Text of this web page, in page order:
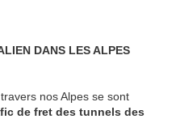
DANS LES ALPES
nos Alpes se sont
de fret des tunnels des